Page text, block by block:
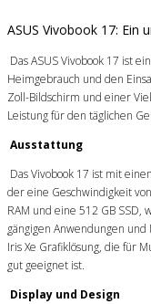
ASUS Vivobook 17: Ein
Das ASUS Vivobook 17 ist
Heimgebrauch und den
Zoll-Bildschirm und einer
Leistung für den täglichen
Ausstattung
Das Vivobook 17 ist mit
der eine Geschwindigkeit
RAM und eine 512 GB SSD,
gängigen Anwendungen
Iris Xe Grafiklösung, die für
gut geeignet ist.
Display und Design